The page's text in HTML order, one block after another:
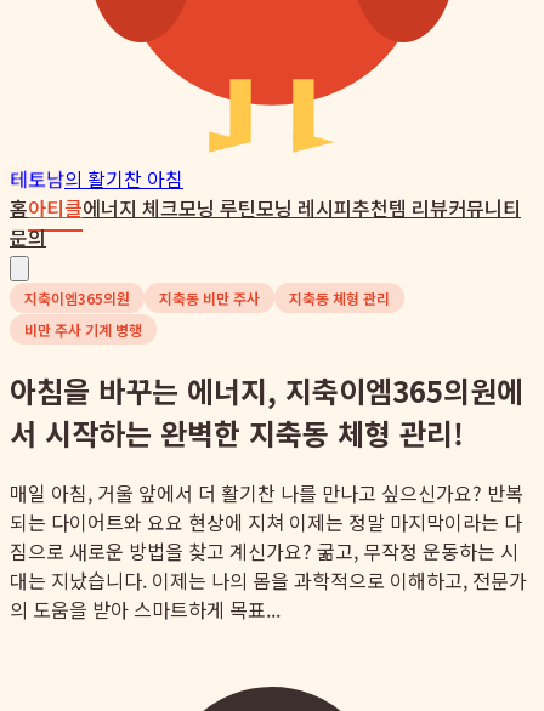
테토남의 활기찬 아침
홈아티클에너지 체크모닝 루틴모닝 레시피추천템 리뷰커뮤니티
문의
지축이엠365의원 지축동 비만 주사
지축동 체형 관리
비만 주사 기계 병행
아침을 바꾸는 에너지, 지축이엠365의원에
서 시작하는 완벽한 지축동 체형 관리!
매일 아침, 거울 앞에서 더 활기찬 나를 만나고 싶으신가요? 반복
되는 다이어트와 요요 현상에 지쳐 이제는 정말 마지막이라는 다
짐으로 새로운 방법을 찾고 계신가요? 굶고, 무작정 운동하는 시
대는 지났습니다. 이제는 나의 몸을 과학적으로 이해하고, 전문가
의 도움을 받아 스마트하게 목표...